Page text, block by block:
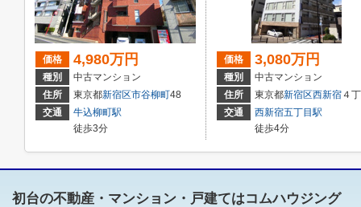
価格 4,980万円
種別
中古マンション
住所
東京都新宿区市谷柳町48
交通
牛込柳町駅
徒歩3分
価格 3,080万円
種別
中古マンション
住所
東京都新宿区西新宿４丁目２１－１６
交通
西新宿五丁目駅
徒歩4分
初台の不動産・マンション・戸建てはコムハウジング